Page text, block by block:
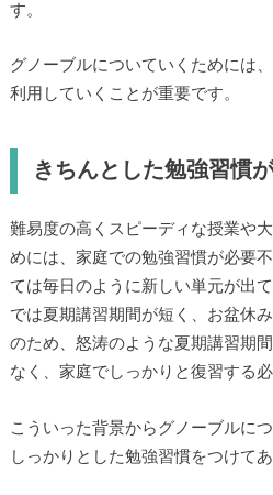
す。
グノーブルについていくためには
利用していくことが重要です。
きちんとした勉強習慣
難易度の高くスピーディな授業や
めには、家庭での勉強習慣が必要
ては毎日のように新しい単元が出
では夏期講習期間が短く、お盆休
のため、怒涛のような夏期講習期
なく、家庭でしっかりと復習する必
こういった背景からグノーブルに
しっかりとした勉強習慣をつけて